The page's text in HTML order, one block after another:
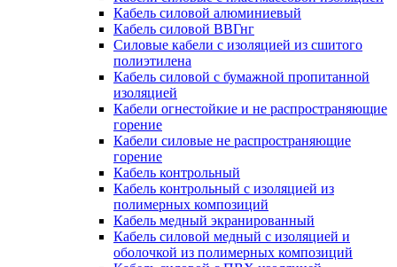
Кабель силовой алюминиевый
Кабель силовой ВВГнг
Силовые кабели с изоляцией из сшитого
полиэтилена
Кабель силовой с бумажной пропитанной
изоляцией
Кабели огнестойкие и не распространяющие
горение
Кабели силовые не распространяющие
горение
Кабель контрольный
Кабель контрольный с изоляцией из
полимерных композиций
Кабель медный экранированный
Кабель силовой медный с изоляцией и
оболочкой из полимерных композиций